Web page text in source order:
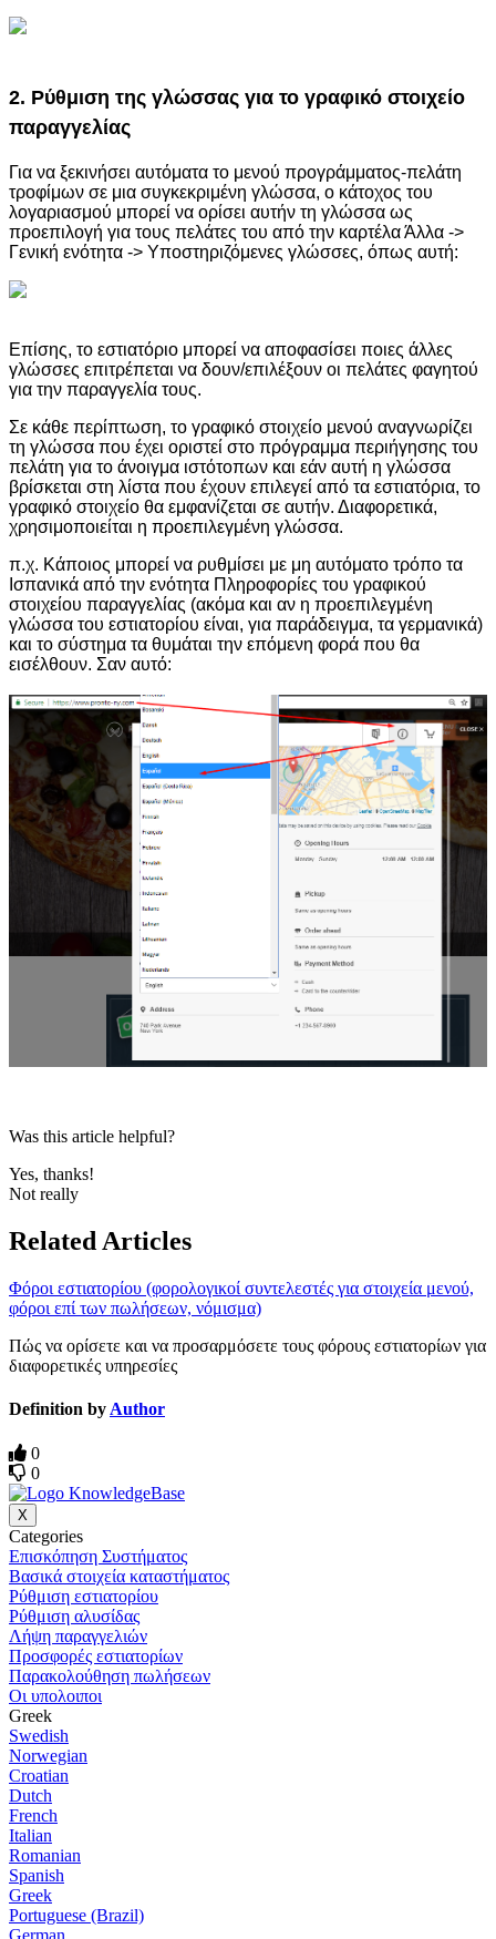
2. Ρύθμιση της γλώσσας για το γραφικό στοιχείο
παραγγελίας
Για να ξεκινήσει αυτόματα το μενού προγράμματος-πελάτη
τροφίμων σε μια συγκεκριμένη γλώσσα, ο κάτοχος του
λογαριασμού μπορεί να ορίσει αυτήν τη γλώσσα ως
προεπιλογή για τους πελάτες του από την καρτέλα Άλλα ->
Γενική ενότητα -> Υποστηριζόμενες γλώσσες, όπως αυτή:
Επίσης, το εστιατόριο μπορεί να αποφασίσει ποιες άλλες
γλώσσες επιτρέπεται να δουν/επιλέξουν οι πελάτες φαγητού
για την παραγγελία τους.
Σε κάθε περίπτωση, το γραφικό στοιχείο μενού αναγνωρίζει
τη γλώσσα που έχει οριστεί στο πρόγραμμα περιήγησης του
πελάτη για το άνοιγμα ιστότοπων και εάν αυτή η γλώσσα
βρίσκεται στη λίστα που έχουν επιλεγεί από τα εστιατόρια, το
γραφικό στοιχείο θα εμφανίζεται σε αυτήν. Διαφορετικά,
χρησιμοποιείται η προεπιλεγμένη γλώσσα.
π.χ. Κάποιος μπορεί να ρυθμίσει με μη αυτόματο τρόπο τα
Ισπανικά από την ενότητα Πληροφορίες του γραφικού
στοιχείου παραγγελίας (ακόμα και αν η προεπιλεγμένη
γλώσσα του εστιατορίου είναι, για παράδειγμα, τα γερμανικά)
και το σύστημα τα θυμάται την επόμενη φορά που θα
εισέλθουν. Σαν αυτό:
Was this article helpful?
Yes, thanks!
Not really
Related Articles
Φόροι εστιατορίου (φορολογικοί συντελεστές για στοιχεία μενού,
φόροι επί των πωλήσεων, νόμισμα)
Πώς να ορίσετε και να προσαρμόσετε τους φόρους εστιατορίων για
διαφορετικές υπηρεσίες
Definition by Author
0
0
X
Categories
Επισκόπηση Συστήματος
Βασικά στοιχεία καταστήματος
Ρύθμιση εστιατορίου
Ρύθμιση αλυσίδας
Λήψη παραγγελιών
Προσφορές εστιατορίων
Παρακολούθηση πωλήσεων
Οι υπολοιποι
Greek
Swedish
Norwegian
Croatian
Dutch
French
Italian
Romanian
Spanish
Greek
Portuguese (Brazil)
German